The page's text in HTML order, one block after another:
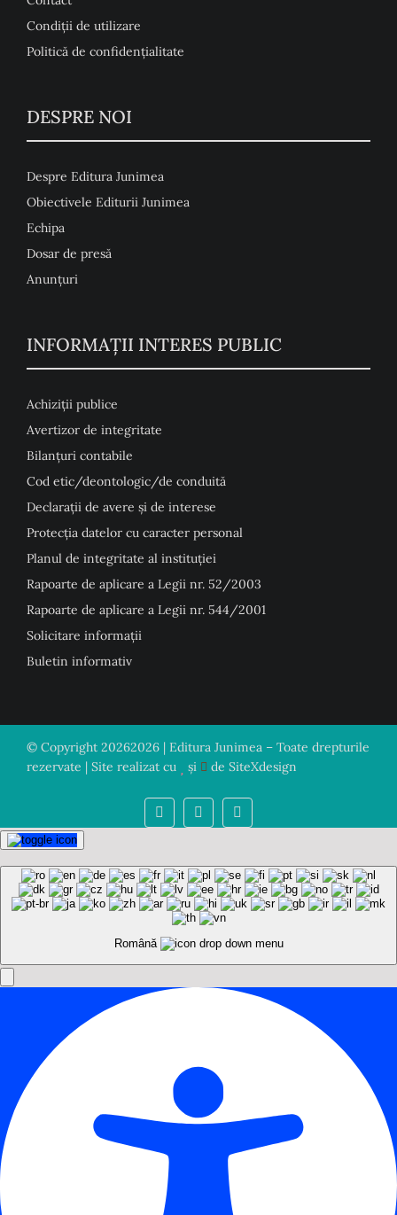
Condiţii de utilizare
Politică de confidențialitate
DESPRE NOI
Despre Editura Junimea
Obiectivele Editurii Junimea
Echipa
Dosar de presă
Anunţuri
INFORMAȚII INTERES PUBLIC
Achiziții publice
Avertizor de integritate
Bilanțuri contabile
Cod etic/deontologic/de conduită
Declarații de avere și de interese
Protecția datelor cu caracter personal
Planul de integritate al instituției
Rapoarte de aplicare a Legii nr. 52/2003
Rapoarte de aplicare a Legii nr. 544/2001
Solicitare informații
Buletin informativ
© Copyright 20262026 | Editura Junimea – Toate drepturile
rezervate | Site realizat cu
și de SiteXdesign
Română